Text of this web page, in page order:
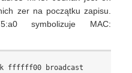
zer na początku zapisu.
symbolizuje MAC:
ffffff00 broadcast